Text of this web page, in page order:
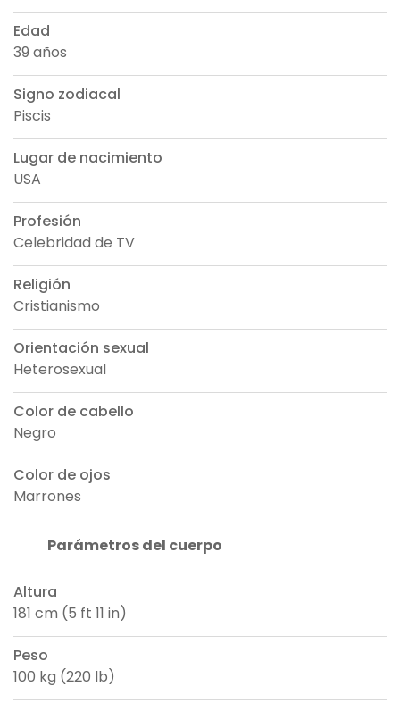
Edad
39 años
Signo zodiacal
Piscis
Lugar de nacimiento
USA
Profesión
Celebridad de TV
Religión
Cristianismo
Orientación sexual
Heterosexual
Color de cabello
Negro
Color de ojos
Marrones
Parámetros del cuerpo
Altura
181 cm (5 ft 11 in)
Peso
100 kg (220 lb)